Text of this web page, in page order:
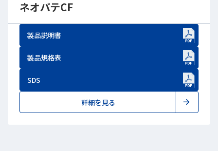
ネオパテCF
製品説明書
新しいWindowで開きます
製品規格表
新しいWindowで開きます
SDS
新しいWindowで開きます
詳細を見る